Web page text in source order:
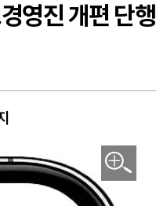
함
발생영진 개편 단행